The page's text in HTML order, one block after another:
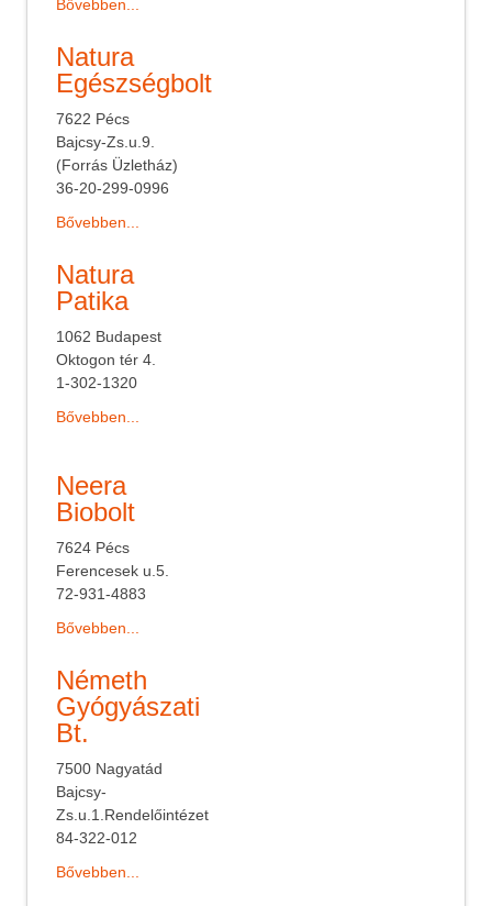
Bővebben...
Natura
Egészségbolt
7622 Pécs
Bajcsy-Zs.u.9.
(Forrás Üzletház)
36-20-299-0996
Bővebben...
Natura
Patika
1062 Budapest
Oktogon tér 4.
1-302-1320
Bővebben...
Neera
Biobolt
7624 Pécs
Ferencesek u.5.
72-931-4883
Bővebben...
Németh
Gyógyászati
Bt.
7500 Nagyatád
Bajcsy-
Zs.u.1.Rendelőintézet
84-322-012
Bővebben...